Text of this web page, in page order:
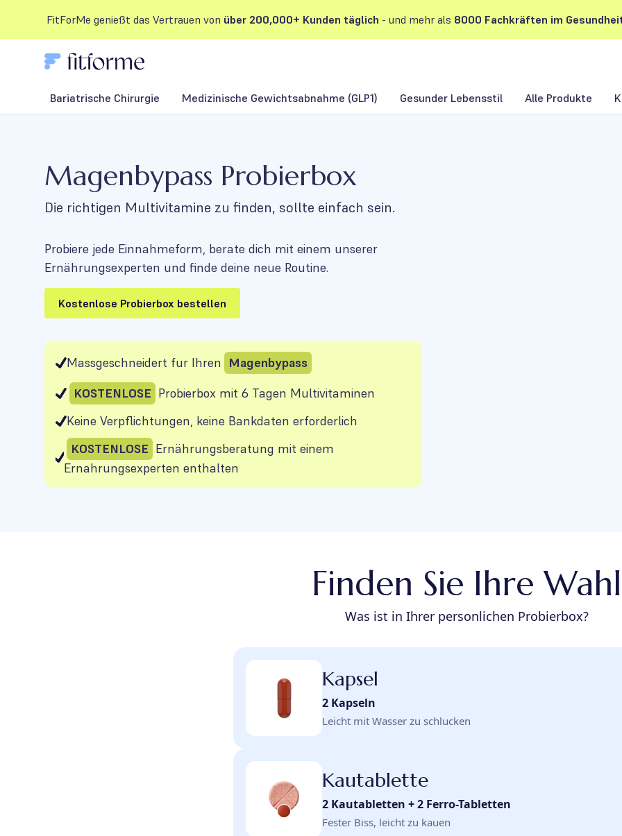
FitForMe genießt das Vertrauen von über 200,000+ Kunden täglich - und mehr als 8000 Fachkräften im
Bariatrische Chirurgie Medizinische Gewichtsabnahme (GLP1) Gesunder Lebensstil Alle Produkte
Magenbypass Probierbox
Die richtigen Multivitamine zu finden, sollte einfach sein.
Probiere jede Einnahmeform, berate dich mit einem unserer
Ernährungsexperten und finde deine neue Routine.
Kostenlose Probierbox bestellen
Massgeschneidert fur Ihren Magenbypass
KOSTENLOSE Probierbox mit 6 Tagen Multivitaminen
Keine Verpflichtungen, keine Bankdaten erforderlich
KOSTENLOSE Ernährungsberatung mit einem
Ernahrungsexperten enthalten
Finden Sie Ihre Wahl
Was ist in Ihrer personlichen Probierbox?
Kapsel
2 Kapseln
Leicht mit Wasser zu schlucken
Kautablette
2 Kautabletten + 2 Ferro-Tabletten
Fester Biss, leicht zu kauen